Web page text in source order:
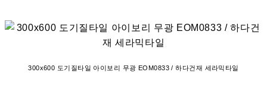
300x600 도기질타일 아이보리 무광 EOM0833 / 하다건재 세라믹타일